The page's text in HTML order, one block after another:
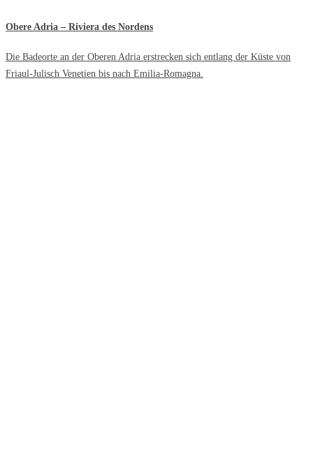
Obere Adria – Riviera des Nordens
Die Badeorte an der Oberen Adria erstrecken sich entlang der Küste von
Friaul-Julisch Venetien bis nach Emilia-Romagna.